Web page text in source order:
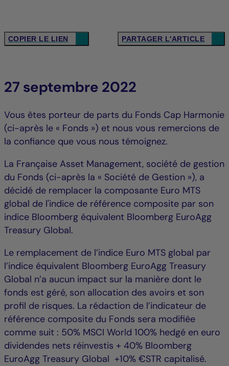
COPIER LE LIEN PARTAGER L'ARTICLE
27 septembre 2022
Vous êtes porteur de parts du Fonds Cap Harmonie
(ci-après le « Fonds ») et nous vous remercions de
la confiance que vous nous témoignez.
La Française Asset Management, société de gestion
du Fonds (ci-après la « Société de Gestion »), a
décidé de remplacer la composante Euro MTS
global de l'indice de référence composite par son
indice Bloomberg équivalent Bloomberg EuroAgg
Treasury Global.
Le remplacement de l’indice Euro MTS global par
l’indice équivalent Bloomberg EuroAgg Treasury
Global n’a aucun impact sur la manière dont le
fonds est géré, son allocation des avoirs et son
profil de risques. La rédaction de l’indicateur de
référence composite du Fonds sera modifiée
comme suit : 50% MSCI World 100% hedgé en euro
dividendes nets réinvestis + 40% Bloomberg
EuroAgg Treasury Global +10% €STR capitalisé.